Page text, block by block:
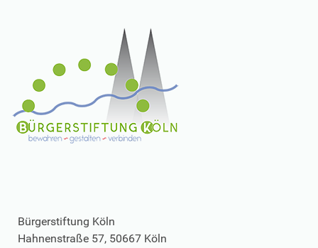
Bürgerstiftung Köln
Hahnenstraße 57, 50667 Köln